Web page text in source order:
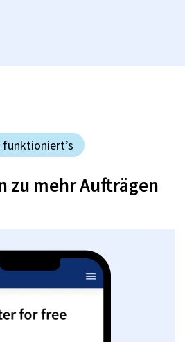
funktioniert’s
zu mehr Aufträgen